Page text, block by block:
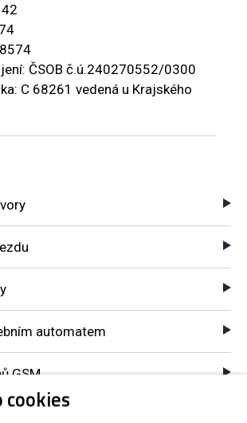
ČSOB č.ú.240270552/0300
C 68261 vedená u Krajského
automatem
GSM
cookies